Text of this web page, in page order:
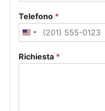
Telefono *
U
i
Richiesta *